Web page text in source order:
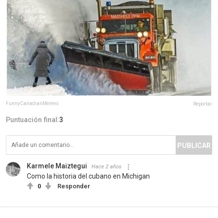
FunnyCanadianMemes Reportar
Puntuación final:3
PUBLICAR
Karmele Maiztegui Hace 2 años
Como la historia del cubano en Michigan
0 Responder